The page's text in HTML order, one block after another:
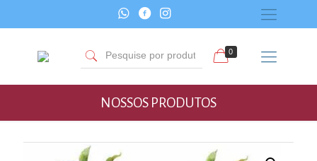
0
NOSSOS PRODUTOS